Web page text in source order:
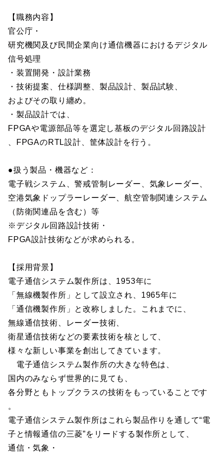
【職務内容】
官公庁・
研究機関及び民間企業向け通信機器におけるデジタル
信号処理
・装置開発・設計業務
・技術提案、仕様調整、製品設計、製品試験、
およびその取り纏め。
・製品設計では、
FPGAや電源部品等を選定し基板のデジタル回路設計
、FPGAのRTL設計、筐体設計を行う。
●扱う製品・機器など：
電子戦システム、警戒管制レーダー、気象レーダー、
空港気象ドップラーレーダー、航空管制関連システム
（防衛関連品を含む）等
※デジタル回路設計技術・
FPGA設計技術などが求められる。
【採用背景】
電子通信システム製作所は、1953年に
「無線機製作所」として設立され、1965年に
「通信機製作所」と改称しました。これまでに、
無線通信技術、レーダー技術、
衛星通信技術などの要素技術を核として、
様々な新しい事業を創出してきています。
電子通信システム製作所の大きな特色は、
国内のみならず世界的に見ても、
各分野ともトップクラスの技術をもっていることです
。
電子通信システム製作所はこれら製品作りを通して“電
子と情報通信の三菱”をリードする製作所として、
通信・気象・